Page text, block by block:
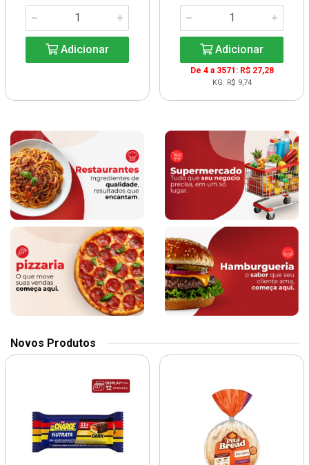
Adicionar Adicionar
De 4 a 3571: R$ 27,28
KG: R$ 9,74
Novos Produtos